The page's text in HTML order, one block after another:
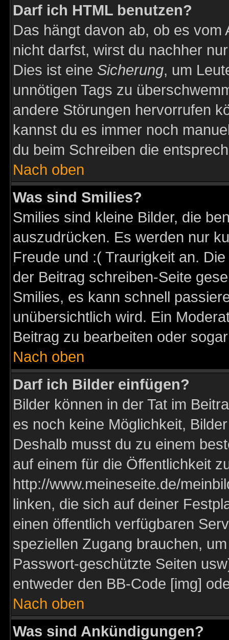
Darf ich HTML benutzen?
Das hängt davon ab, ob es
nicht darfst, wirst du nachher
Dies ist eine Sicherung, um
unnötigen Tags zu
andere Störungen hervorrufen
kannst du es immer noch
du beim Schreiben die
Nach oben
Was sind Smilies?
Smilies sind kleine Bilder, die
auszudrücken. Es werden nur
Freude und :( Traurigkeit an.
der Beitrag schreiben-Seite
Smilies, es kann schnell
unübersichtlich wird. Ein
Beitrag zu bearbeiten oder
Nach oben
Darf ich Bilder einfügen?
Bilder können in der Tat im
es noch keine Möglichkeit,
Deshalb musst du zu einem
auf einem für die Öffentlichkeit
http://www.meineseite.de/
linken, die sich auf deiner
einen öffentlich verfügbaren
speziellen Zugang brauchen,
Passwort-geschützte Seiten
entweder den BB-Code [img]
Nach oben
Was sind Ankündigungen?